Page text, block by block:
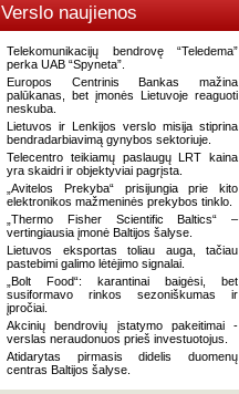
Verslo naujienos
Telekomunikacijų bendrovę “Teledema”
perka UAB “Spyneta”.
Europos Centrinis Bankas mažina
palūkanas, bet įmonės Lietuvoje reaguoti
neskuba.
Lietuvos ir Lenkijos verslo misija stiprina
bendradarbiavimą gynybos sektoriuje.
Telecentro teikiamų paslaugų LRT kaina
yra skaidri ir objektyviai pagrįsta.
„Avitelos Prekyba“ prisijungia prie kito
elektronikos mažmeninės prekybos tinklo.
„Thermo Fisher Scientific Baltics“ –
vertingiausia įmonė Baltijos šalyse.
Lietuvos eksportas toliau auga, tačiau
pastebimi galimo lėtėjimo signalai.
„Bolt Food“: karantinai baigėsi, bet
susiformavo rinkos sezoniškumas ir
įpročiai.
Akcinių bendrovių įstatymo pakeitimai -
verslas neraudonuos prieš investuotojus.
Atidarytas pirmasis didelis duomenų
centras Baltijos šalyse.